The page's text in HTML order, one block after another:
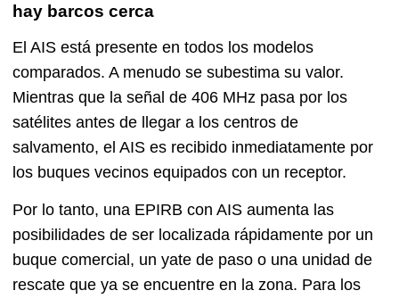
hay barcos cerca
El AIS está presente en todos los modelos
comparados. A menudo se subestima su valor.
Mientras que la señal de 406 MHz pasa por los
satélites antes de llegar a los centros de
salvamento, el AIS es recibido inmediatamente por
los buques vecinos equipados con un receptor.
Por lo tanto, una EPIRB con AIS aumenta las
posibilidades de ser localizada rápidamente por un
buque comercial, un yate de paso o una unidad de
rescate que ya se encuentre en la zona. Para los